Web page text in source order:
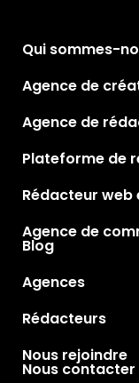
Qui sommes-
Agence de
Agence de
Plateforme de
Rédacteur web
Agence de
Blog
Agences
Rédacteurs
Nous rejoindre
Nous contacter